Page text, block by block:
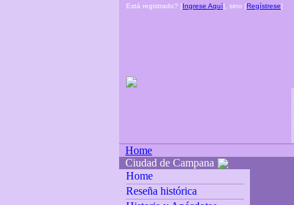
Está registrado? [Ingrese Aquí], sino [Regístrese]
Home
Ciudad de Campana
Home
Reseña histórica